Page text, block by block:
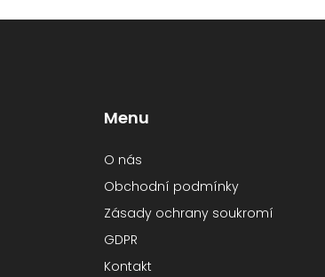
Menu
O nás
Obchodní podmínky
Zásady ochrany soukromí
GDPR
Kontakt